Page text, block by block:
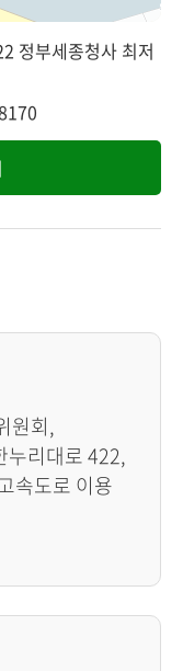
정부세종청사 최저
원회,
누리대로 422,
속도로 이용